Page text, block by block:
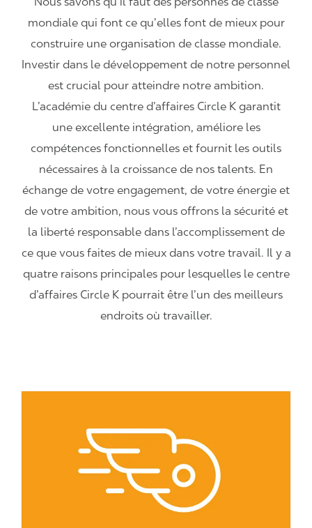
mondiale qui font ce qu’elles font de mieux pour
construire une organisation de classe mondiale.
Investir dans le développement de notre personnel
est crucial pour atteindre notre ambition.
L’académie du centre d’affaires Circle K garantit
une excellente intégration, améliore les
compétences fonctionnelles et fournit les outils
nécessaires à la croissance de nos talents. En
échange de votre engagement, de votre énergie et
de votre ambition, nous vous offrons la sécurité et
la liberté responsable dans l’accomplissement de
ce que vous faites de mieux dans votre travail. Il y a
quatre raisons principales pour lesquelles le centre
d’affaires Circle K pourrait être l’un des meilleurs
endroits où travailler.